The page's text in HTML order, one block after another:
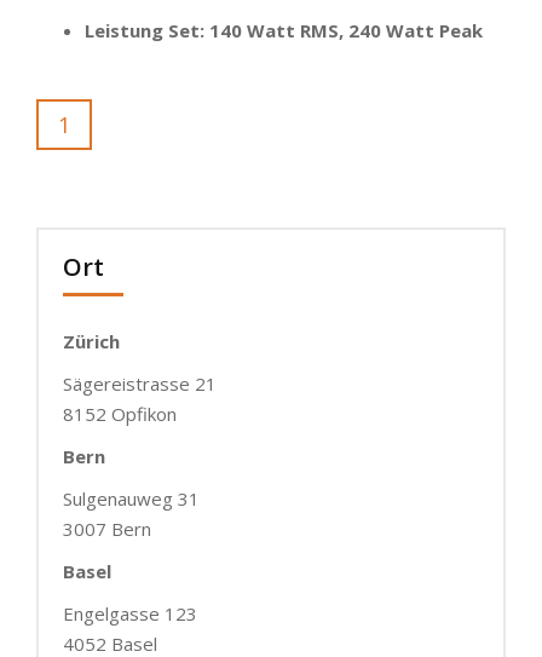
Leistung Set: 140 Watt RMS, 240 Watt Peak
1
Ort
Zürich
Sägereistrasse 21
8152 Opfikon
Bern
Sulgenauweg 31
3007 Bern
Basel
Engelgasse 123
4052 Basel